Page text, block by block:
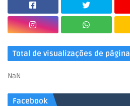
Total de visualizações de página
NaN
Facebook